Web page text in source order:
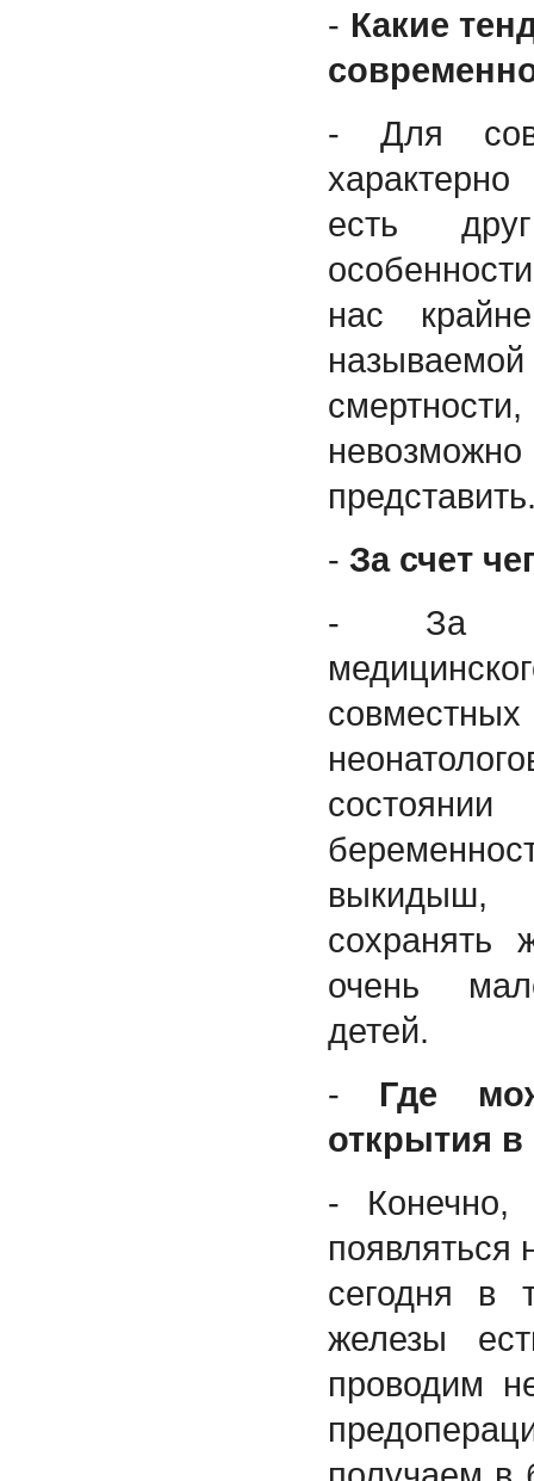
- Какие
- Для
есть
нас
- За счет
- За
совместных
состоянии
выкидыш,
сохранять
очень
детей.
- Где
открытия в
- Конечно,
сегодня в
железы
проводим